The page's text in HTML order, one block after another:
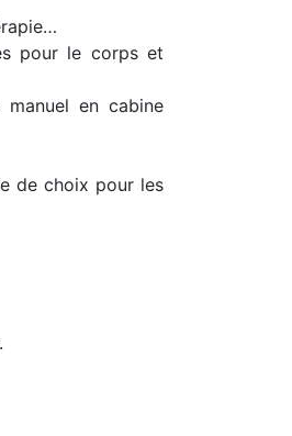
pour le corps et
en cabine
de choix pour les